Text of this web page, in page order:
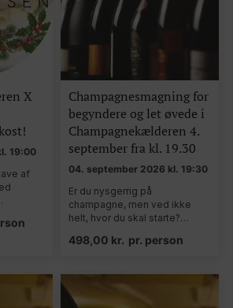
X
19:00
af
Champagnesmagning for
begyndere og let øvede i
Champagnekælderen 4.
september fra kl. 19.30
04. september 2026 kl. 19:30
Er du nysgerrig på
champagne, men ved ikke
helt, hvor du skal starte?…
498,00 kr. pr. person